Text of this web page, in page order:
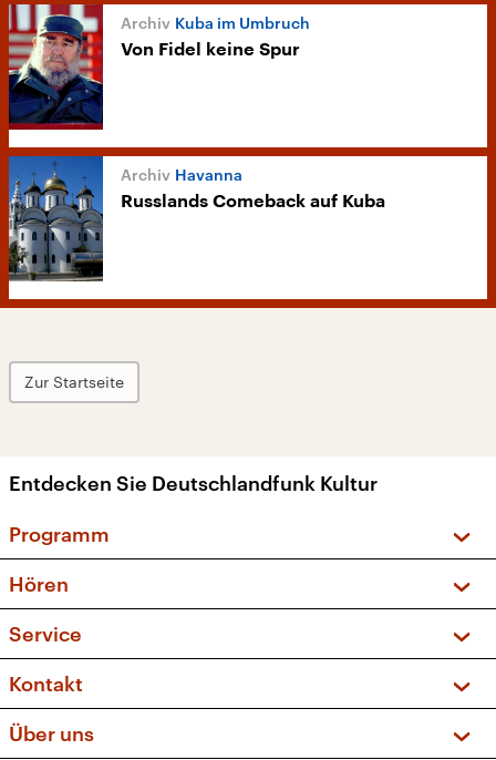
Kuba im Umbruch
Von Fidel keine Spur
Havanna
Russlands Comeback auf Kuba
Zur Startseite
Entdecken Sie Deutschlandfunk Kultur
Programm
Sendungen und Podcasts
Musikliste
Kakadu – Das Kinderprogramm
Hören
Frequenzen (UKW + DAB+)
Service
FAQ
Apps
Newsletter
Kontakt
Über uns